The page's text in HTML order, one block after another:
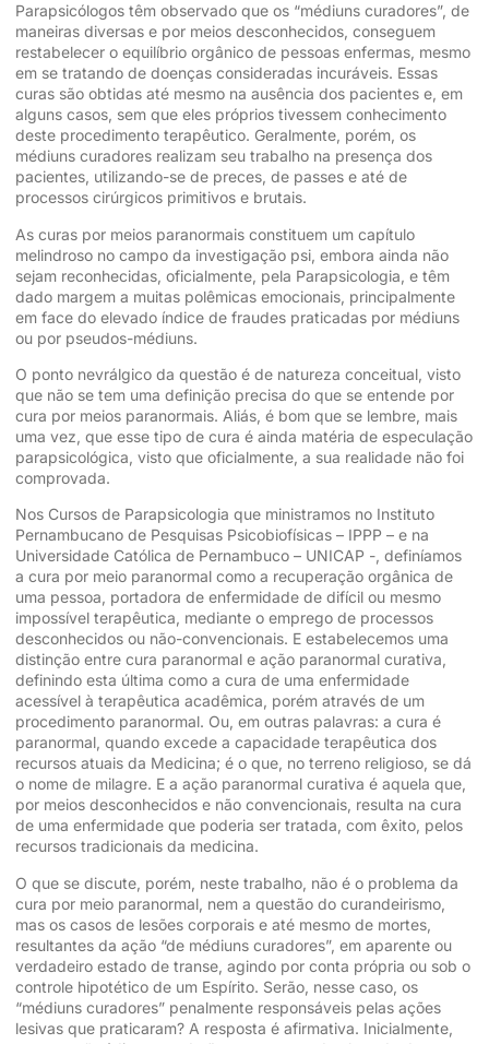
Parapsicólogos têm observado que os “médiuns curadores”, de
maneiras diversas e por meios desconhecidos, conseguem
restabelecer o equilíbrio orgânico de pessoas enfermas, mesmo
em se tratando de doenças consideradas incuráveis. Essas
curas são obtidas até mesmo na ausência dos pacientes e, em
alguns casos, sem que eles próprios tivessem conhecimento
deste procedimento terapêutico. Geralmente, porém, os
médiuns curadores realizam seu trabalho na presença dos
pacientes, utilizando-se de preces, de passes e até de
processos cirúrgicos primitivos e brutais.
As curas por meios paranormais constituem um capítulo
melindroso no campo da investigação psi, embora ainda não
sejam reconhecidas, oficialmente, pela Parapsicologia, e têm
dado margem a muitas polêmicas emocionais, principalmente
em face do elevado índice de fraudes praticadas por médiuns
ou por pseudos-médiuns.
O ponto nevrálgico da questão é de natureza conceitual, visto
que não se tem uma definição precisa do que se entende por
cura por meios paranormais. Aliás, é bom que se lembre, mais
uma vez, que esse tipo de cura é ainda matéria de especulação
parapsicológica, visto que oficialmente, a sua realidade não foi
comprovada.
Nos Cursos de Parapsicologia que ministramos no Instituto
Pernambucano de Pesquisas Psicobiofísicas – IPPP – e na
Universidade Católica de Pernambuco – UNICAP -, definíamos
a cura por meio paranormal como a recuperação orgânica de
uma pessoa, portadora de enfermidade de difícil ou mesmo
impossível terapêutica, mediante o emprego de processos
desconhecidos ou não-convencionais. E estabelecemos uma
distinção entre cura paranormal e ação paranormal curativa,
definindo esta última como a cura de uma enfermidade
acessível à terapêutica acadêmica, porém através de um
procedimento paranormal. Ou, em outras palavras: a cura é
paranormal, quando excede a capacidade terapêutica dos
recursos atuais da Medicina; é o que, no terreno religioso, se dá
o nome de milagre. E a ação paranormal curativa é aquela que,
por meios desconhecidos e não convencionais, resulta na cura
de uma enfermidade que poderia ser tratada, com êxito, pelos
recursos tradicionais da medicina.
O que se discute, porém, neste trabalho, não é o problema da
cura por meio paranormal, nem a questão do curandeirismo,
mas os casos de lesões corporais e até mesmo de mortes,
resultantes da ação “de médiuns curadores”, em aparente ou
verdadeiro estado de transe, agindo por conta própria ou sob o
controle hipotético de um Espírito. Serão, nesse caso, os
“médiuns curadores” penalmente responsáveis pelas ações
lesivas que praticaram? A resposta é afirmativa. Inicialmente,